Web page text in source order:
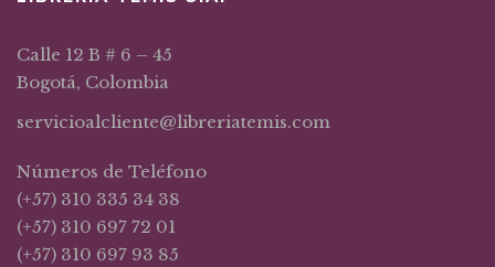
Calle 12 B # 6 – 45
Bogotá, Colombia
servicioalcliente@libreriatemis.com
Números de Teléfono
(+57) 310 335 34 38
(+57) 310 697 72 01
(+57) 310 697 93 85